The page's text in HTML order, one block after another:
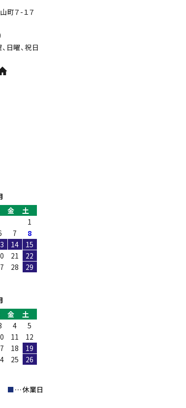
町７-１７
日曜、祝日
金
土
1
7
8
14
15
21
22
28
29
金
土
4
5
11
12
18
19
25
26
■…休業日